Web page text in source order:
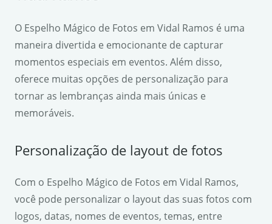
O Espelho Mágico de Fotos em Vidal Ramos é uma
maneira divertida e emocionante de capturar
momentos especiais em eventos. Além disso,
oferece muitas opções de personalização para
tornar as lembranças ainda mais únicas e
memoráveis.
Personalização de layout de fotos
Com o Espelho Mágico de Fotos em Vidal Ramos,
você pode personalizar o layout das suas fotos com
logos, datas, nomes de eventos, temas, entre